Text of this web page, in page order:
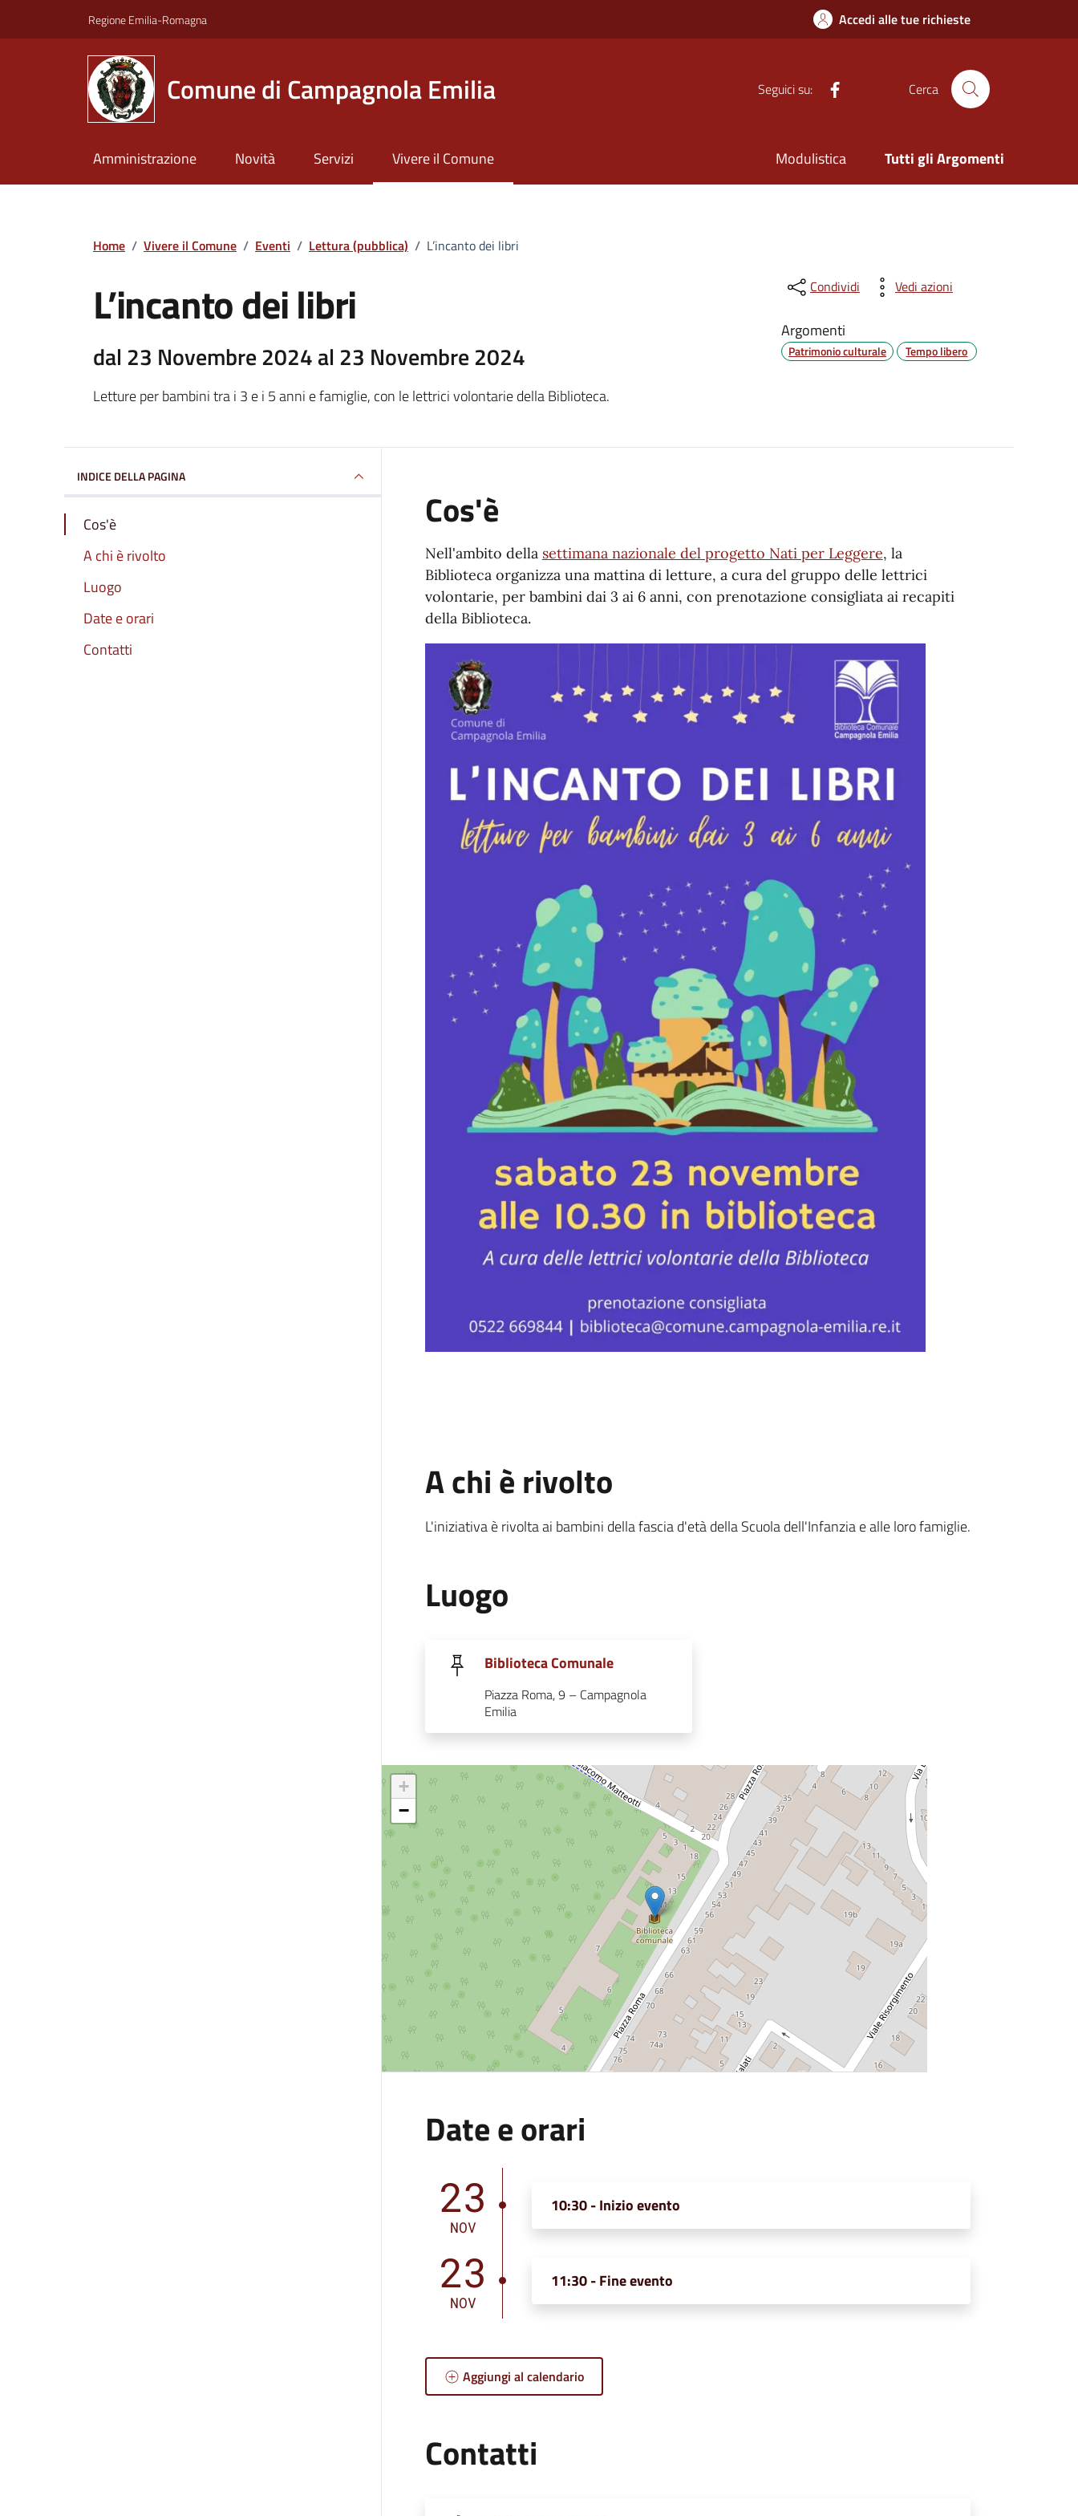
Regione Emilia-Romagna Accedi alle tue richieste
Comune di Campagnola Emilia Seguici su: Cerca
Amministrazione Novità Servizi Vivere il Comune Modulistica Tutti gli Argomenti
Home / Vivere il Comune / Eventi / Lettura (pubblica) / L’incanto dei libri
L’incanto dei libri
dal 23 Novembre 2024 al 23 Novembre 2024
Letture per bambini tra i 3 e i 5 anni e famiglie, con le lettrici volontarie della Biblioteca.
Condividi Vedi azioni
Argomenti
Patrimonio culturale Tempo libero
INDICE DELLA PAGINA
Cos'è
A chi è rivolto
Luogo
Date e orari
Contatti
Cos'è
Nell'ambito della settimana nazionale del progetto Nati per Leggere, la
Biblioteca organizza una mattina di letture, a cura del gruppo delle lettrici
volontarie, per bambini dai 3 ai 6 anni, con prenotazione consigliata ai recapiti
della Biblioteca.
A chi è rivolto
L'iniziativa è rivolta ai bambini della fascia d'età della Scuola dell'Infanzia e alle loro famiglie.
Luogo
Biblioteca Comunale
Piazza Roma, 9 – Campagnola
Emilia
+
−
Date e orari
23
NOV
10:30 - Inizio evento
23
NOV
11:30 - Fine evento
Aggiungi al calendario
Contatti